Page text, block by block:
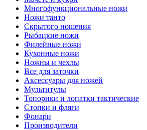
Многофункциональные ножи
Ножи танто
Скрытого ношения
Рыбацкие ножи
Филейные ножи
Кухонные ножи
Ножны и чехлы
Все для заточки
Аксессуары для ножей
Мультитулы
Топорики и лопатки тактические
Стопки и фляги
Фонари
Производители